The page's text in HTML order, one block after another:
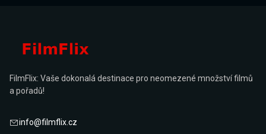
FilmFlix: Vaše dokonalá destinace pro neomezené množství filmů
a pořadů!
info@filmflix.cz